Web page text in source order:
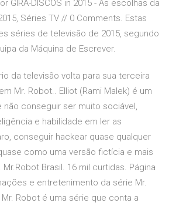
GIRA-DISCOS in 2015 - As escolhas da
Séries TV // 0 Comments. Estas
séries de televisão de 2015, segundo
da Máquina de Escrever.
da televisão volta para sua terceira
Mr. Robot.. Elliot (Rami Malek) é um
não conseguir ser muito sociável,
e habilidade em ler as
conseguir hackear quase qualquer
como uma versão fictícia e mais
Brasil. 16 mil curtidas. Página
e entretenimento da série Mr.
Robot é uma série que conta a